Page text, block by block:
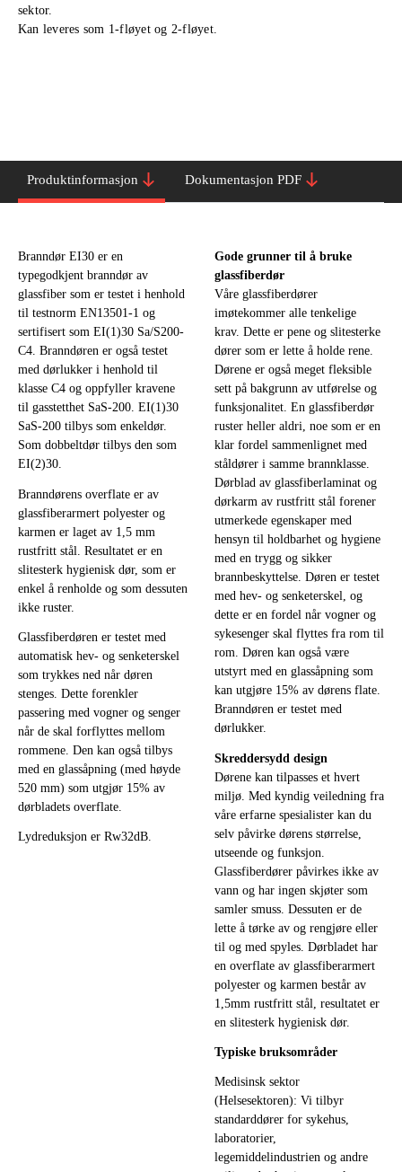
sektor.
Kan leveres som 1-fløyet og 2-fløyet.
Produktinformasjon Dokumentasjon PDF
Branndør EI30 er en
typegodkjent branndør av
glassfiber som er testet i henhold
til testnorm EN13501-1 og
sertifisert som EI(1)30 Sa/S200-
C4. Branndøren er også testet
med dørlukker i henhold til
klasse C4 og oppfyller kravene
til gasstetthet SaS-200. EI(1)30
SaS-200 tilbys som enkeldør.
Som dobbeltdør tilbys den som
EI(2)30.
Branndørens overflate er av
glassfiberarmert polyester og
karmen er laget av 1,5 mm
rustfritt stål. Resultatet er en
slitesterk hygienisk dør, som er
enkel å renholde og som dessuten
ikke ruster.
Glassfiberdøren er testet med
automatisk hev- og senketerskel
som trykkes ned når døren
stenges. Dette forenkler
passering med vogner og senger
når de skal forflyttes mellom
rommene. Den kan også tilbys
med en glassåpning (med høyde
520 mm) som utgjør 15% av
dørbladets overflate.
Lydreduksjon er Rw32dB.
Gode grunner til å bruke
glassfiberdør
Våre glassfiberdører
imøtekommer alle tenkelige
krav. Dette er pene og slitesterke
dører som er lette å holde rene.
Dørene er også meget fleksible
sett på bakgrunn av utførelse og
funksjonalitet. En glassfiberdør
ruster heller aldri, noe som er en
klar fordel sammenlignet med
ståldører i samme brannklasse.
Dørblad av glassfiberlaminat og
dørkarm av rustfritt stål forener
utmerkede egenskaper med
hensyn til holdbarhet og hygiene
med en trygg og sikker
brannbeskyttelse. Døren er testet
med hev- og senketerskel, og
dette er en fordel når vogner og
sykesenger skal flyttes fra rom til
rom. Døren kan også være
utstyrt med en glassåpning som
kan utgjøre 15% av dørens flate.
Branndøren er testet med
dørlukker.
Skreddersydd design
Dørene kan tilpasses et hvert
miljø. Med kyndig veiledning fra
våre erfarne spesialister kan du
selv påvirke dørens størrelse,
utseende og funksjon.
Glassfiberdører påvirkes ikke av
vann og har ingen skjøter som
samler smuss. Dessuten er de
lette å tørke av og rengjøre eller
til og med spyles. Dørbladet har
en overflate av glassfiberarmert
polyester og karmen består av
1,5mm rustfritt stål, resultatet er
en slitesterk hygienisk dør.
Typiske bruksområder
Medisinsk sektor
(Helsesektoren): Vi tilbyr
standarddører for sykehus,
laboratorier,
legemiddelindustrien og andre